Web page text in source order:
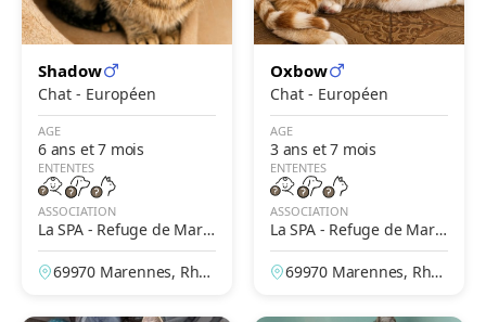
Shadow
Chat - Européen
AGE
6 ans et 7 mois
ENTENTES
ASSOCIATION
La SPA - Refuge de Mare
nnes – Lyon
69970 Marennes, Rhô
Oxbow
Chat - Européen
AGE
3 ans et 7 mois
ENTENTES
ASSOCIATION
La SPA - Refuge de Mare
nnes – Lyon
69970 Marennes, Rhô